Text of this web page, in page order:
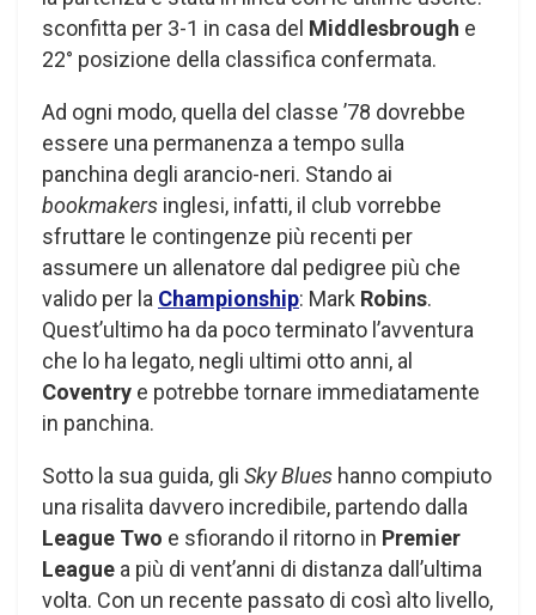
sconfitta per 3-1 in casa del Middlesbrough e
22° posizione della classifica confermata.
Ad ogni modo, quella del classe ’78 dovrebbe
essere una permanenza a tempo sulla
panchina degli arancio-neri. Stando ai
bookmakers inglesi, infatti, il club vorrebbe
sfruttare le contingenze più recenti per
assumere un allenatore dal pedigree più che
valido per la Championship: Mark Robins.
Quest’ultimo ha da poco terminato l’avventura
che lo ha legato, negli ultimi otto anni, al
Coventry e potrebbe tornare immediatamente
in panchina.
Sotto la sua guida, gli Sky Blues hanno compiuto
una risalita davvero incredibile, partendo dalla
League Two e sfiorando il ritorno in Premier
League a più di vent’anni di distanza dall’ultima
volta. Con un recente passato di così alto livello,